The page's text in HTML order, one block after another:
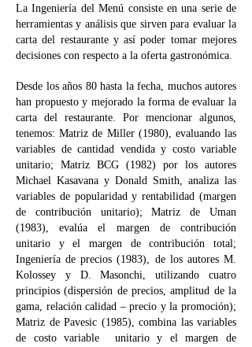
La Ingeniería del Menú consiste en una serie de
herramientas y análisis que sirven para evaluar la
carta del restaurante y así poder tomar mejores
decisiones con respecto a la oferta gastronómica.
Desde los años 80 hasta la fecha, muchos autores
han propuesto y mejorado la forma de evaluar la
carta del restaurante. Por mencionar algunos,
tenemos: Matriz de Miller (1980), evaluando las
variables de cantidad vendida y costo variable
unitario; Matriz BCG (1982) por los autores
Michael Kasavana y Donald Smith, analiza las
variables de popularidad y rentabilidad (margen
de contribución unitario); Matriz de Uman
(1983), evalúa el margen de contribución
unitario y el margen de contribución total;
Ingeniería de precios (1983), de los autores M.
Kolossey y D. Masonchi, utilizando cuatro
principios (dispersión de precios, amplitud de la
gama, relación calidad – precio y la promoción);
Matriz de Pavesic (1985), combina las variables
de costo variable unitario y el margen de